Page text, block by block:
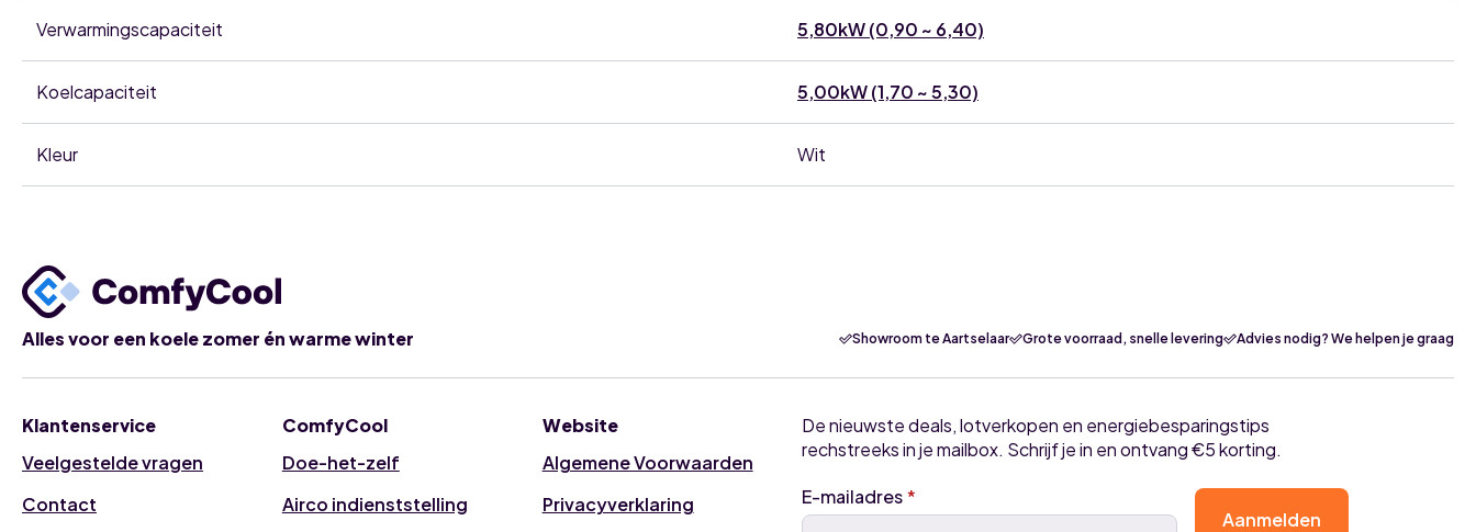
Verwarmingscapaciteit 5,80kW (0,90 ~ 6,40)
Koelcapaciteit 5,00kW (1,70 ~ 5,30)
Kleur Wit
Alles voor een koele zomer én warme winter Showroom te Aartselaar Grote voorraad, snelle levering Advies nodig? We helpen je graag
Klantenservice
Veelgestelde vragen
Contact
ComfyCool
Doe-het-zelf
Airco indienststelling
Website
Algemene Voorwaarden
Privacyverklaring
De nieuwste deals, lotverkopen en energiebesparingstips
rechstreeks in je mailbox. Schrijf je in en ontvang €5 korting.
E-mailadres *
Aanmelden